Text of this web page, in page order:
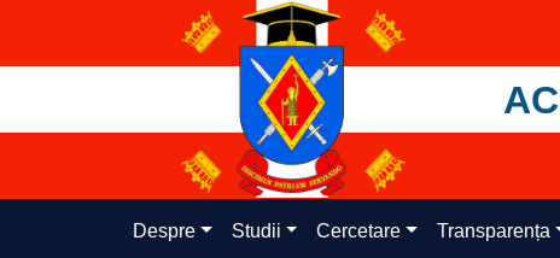
content
Despre Studii Cercetare Transparența